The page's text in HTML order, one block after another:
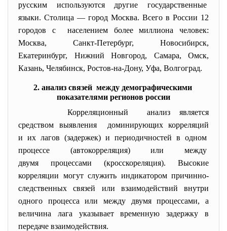
русским используются другие государственные
языки. Столица — город Москва. Всего в России 12
городов с населением более миллиона человек:
Москва, Санкт-Петербург, Новосибирск,
Екатеринбург, Нижний Новгород, Самара, Омск,
Казань, Челябинск, Ростов-на-Дону, Уфа, Волгоград.
2. анализ связей между демографическими
показателями регионов россии
Корреляционный анализ является
средством выявления доминирующих корреляций
и их лагов (задержек) и периодичностей в одном
процессе (автокорреляция) или между
двумя процессами (кросскореляция). Высокие
корреляции могут служить индикатором причинно-
следственных связей или взаимодействий внутри
одного процесса или между двумя процессами, а
величина лага указывает временную задержку в
передаче взаимодействия.